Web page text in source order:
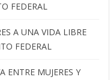
FEDERAL
A UNA VIDA LIBRE
FEDERAL
ENTRE MUJERES Y